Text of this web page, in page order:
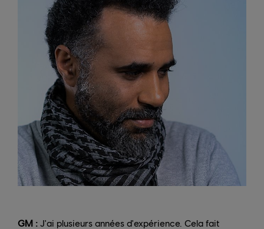
GM : J'ai plusieurs années d'expérience. Cela fait